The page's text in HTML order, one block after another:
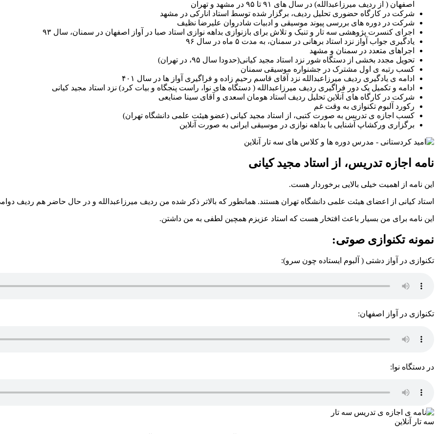
اصفهان ( از ردیف میرزاعبدالله) در سال های ۹۱ تا ۹۵ در مشهد و تهران
شرکت در کارگاه حضوری تحلیل ردیف، برگزار شده توسط استاد انارکی در مشهد
شرکت در دوره های بررسی پیوند موسیقی و ادبیات شادروان علیرضا نظیف
اجرای کنسرت پژوهشی سه تار و تنبک و تلاش برای بازنوازی بداهه نوازی استاد صبا در آواز اصفهان در سمنان، سال ۹۳
یادگیری جواب آواز نزد استاد برهانی در سمنان، به مدت ۵ ماه در سال ۹۶
اجراهای متعدد در سمنان و مشهد
تحویل مجدد بخشی از دستگاه شور نزد استاد مجید کیانی(حدودا سال ۹۵، در تهران)
کسب رتبه ی اول مشترک در جشنواره موسیقی سمنان
ادامه ی یادگیری ردیف میرزاعبدالله نزد آقای قاسم رحیم زاده و فراگیری آواز ها در سال ۴۰۱
ادامه و تکمیل یک دور فراگیری ردیف میرزاعبدالله ( دستگاه های نوا، راست پنجگاه و بیات کرد) نزد استاد مجید کیانی
شرکت در کارگاه های آنلاین تحلیل ردیف استاد هومان اسعدی و آقای سینا صنایعی
رکورد آلبوم تکنوازی به وقت غم
کسب اجازه ی تدریس به صورت کتبی، از استاد مجید کیانی (عضو هیئت علمی دانشگاه تهران)
برگزاری ورکشاپ آشنایی با بداهه نوازی در موسیقی ایرانی به صورت آنلاین
نامه اجازه تدریس، از استاد مجید کیانی
این نامه از اهمیت خیلی بالایی برخوردار هست.
استاد کیانی از اعضای هیئت علمی دانشگاه تهران هستند. همانطور که بالاتر ذکر شده من ردیف میرزاعبدالله و در حال حاضر هم ردیف
این نامه برای من بسیار باعث افتخار هست که استاد عزیزم همچین لطفی به من داشتن.
نمونه تکنوازی صوتی:
تکنوازی در آواز دشتی ( آلبوم ایستاده چون سرو):
تکنوازی در آواز اصفهان:
در دستگاه نوا:
سه تار آنلاین